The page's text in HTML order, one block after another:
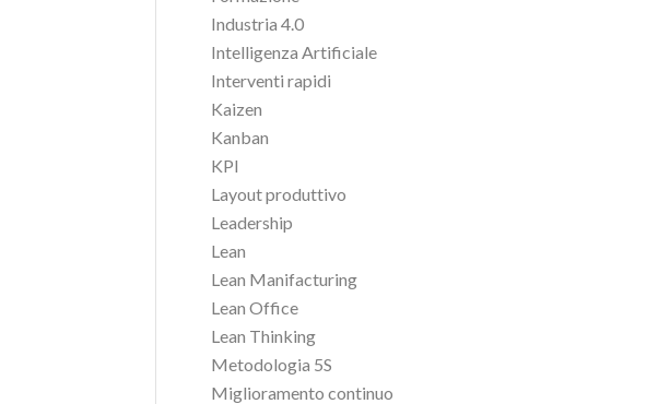
Industria 4.0
Intelligenza Artificiale
Interventi rapidi
Kaizen
Kanban
KPI
Layout produttivo
Leadership
Lean
Lean Manifacturing
Lean Office
Lean Thinking
Metodologia 5S
Miglioramento continuo